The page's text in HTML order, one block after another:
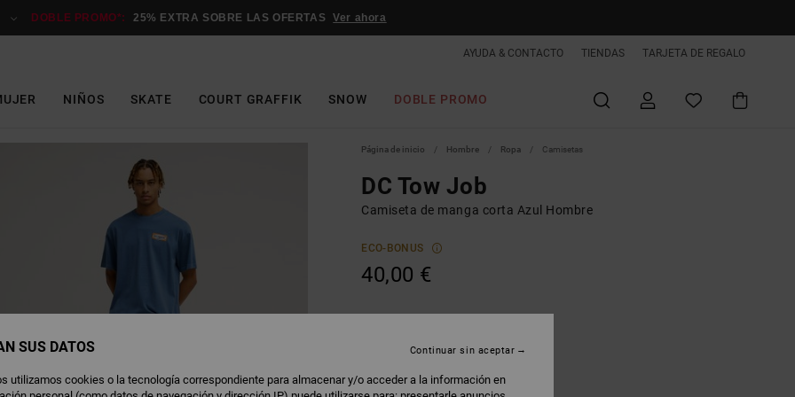
DOBLE PROMO*: 25% EXTRA SOBRE LAS OFERTAS Ver ahora
AYUDA & CONTACTO TIENDAS TARJETA DE REGALO
NIÑOS SKATE COURT GRAFFIK SNOW DOBLE PROMO
Página de inicio Hombre Ropa Camisetas
DC Tow Job
Camiseta de manga corta Azul Hombre
ECO-BONUS
40,00 €
SUS DATOS
utilizamos cookies o la tecnología correspondiente para almacenar y/o acceder a la información en
Continuar sin aceptar